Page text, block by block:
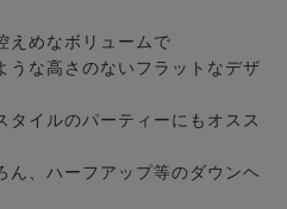
えめなボリュームで
うな高さのないフラットなデザ
タイルのパーティーにもオスス
ん、ハーフアップ等のダウンヘ